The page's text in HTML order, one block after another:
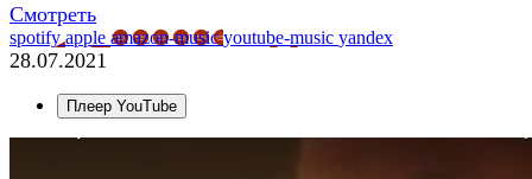
Смотреть
spotifyapple amazon-musicyoutube-music yandex
28.07.2021
Плеер YouTube